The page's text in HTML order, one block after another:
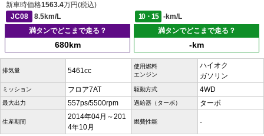
新車時価格1563.4万円(税込)
JC08
8.5km/L 10・15
-km/L
満タンでどこまで走る？
680km
満タンでどこまで走る？
-km
排気量 5461cc
使用燃料
エンジン
ハイオク
ガソリン
ミッション フロア7AT 駆動方式 4WD
最大出力 557ps/5500rpm 過給器（ターボ） ターボ
生産期間
2014年04月～201
4年10月
燃費性能 -